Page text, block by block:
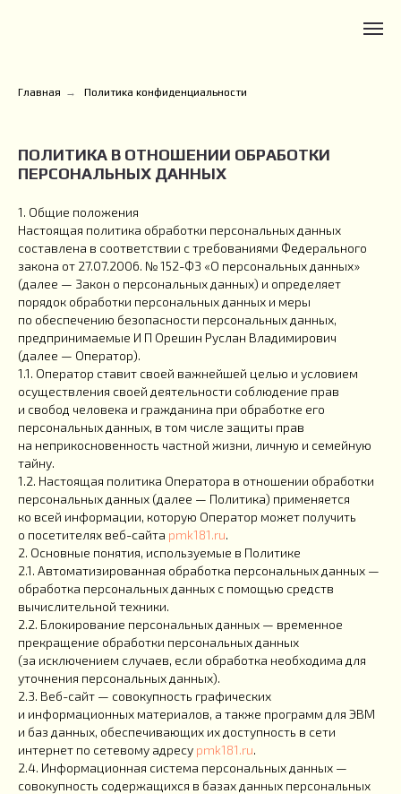
Главная → Политика конфиденциальности
ПОЛИТИКА В ОТНОШЕНИИ ОБРАБОТКИ
ПЕРСОНАЛЬНЫХ ДАННЫХ
1. Общие положения
Настоящая политика обработки персональных данных
составлена в соответствии с требованиями Федерального
закона от 27.07.2006. № 152-ФЗ «О персональных данных»
(далее — Закон о персональных данных) и определяет
порядок обработки персональных данных и меры
по обеспечению безопасности персональных данных,
предпринимаемые И П Орешин Руслан Владимирович
(далее — Оператор).
1.1. Оператор ставит своей важнейшей целью и условием
осуществления своей деятельности соблюдение прав
и свобод человека и гражданина при обработке его
персональных данных, в том числе защиты прав
на неприкосновенность частной жизни, личную и семейную
тайну.
1.2. Настоящая политика Оператора в отношении обработки
персональных данных (далее — Политика) применяется
ко всей информации, которую Оператор может получить
о посетителях веб-сайта pmk181.ru.
2. Основные понятия, используемые в Политике
2.1. Автоматизированная обработка персональных данных —
обработка персональных данных с помощью средств
вычислительной техники.
2.2. Блокирование персональных данных — временное
прекращение обработки персональных данных
(за исключением случаев, если обработка необходима для
уточнения персональных данных).
2.3. Веб-сайт — совокупность графических
и информационных материалов, а также программ для ЭВМ
и баз данных, обеспечивающих их доступность в сети
интернет по сетевому адресу pmk181.ru.
2.4. Информационная система персональных данных —
совокупность содержащихся в базах данных персональных